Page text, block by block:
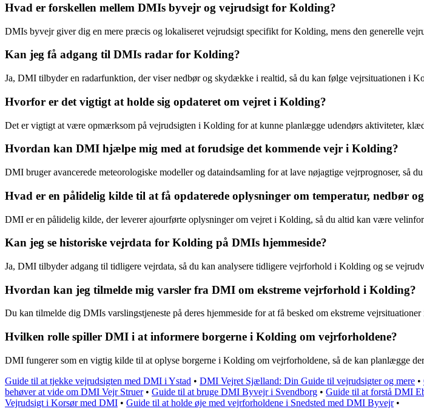
Hvad er forskellen mellem DMIs byvejr og vejrudsigt for Kolding?
DMIs byvejr giver dig en mere præcis og lokaliseret vejrudsigt specifikt for Kolding, mens den generelle
Kan jeg få adgang til DMIs radar for Kolding?
Ja, DMI tilbyder en radarfunktion, der viser nedbør og skydække i realtid, så du kan følge vejrsituationen i
Hvorfor er det vigtigt at holde sig opdateret om vejret i Kolding?
Det er vigtigt at være opmærksom på vejrudsigten i Kolding for at kunne planlægge udendørs aktiviteter,
Hvordan kan DMI hjælpe mig med at forudsige det kommende vejr i Kolding?
DMI bruger avancerede meteorologiske modeller og dataindsamling for at lave nøjagtige vejrprognoser, så
Hvad er en pålidelig kilde til at få opdaterede oplysninger om temperatur, nedbør
DMI er en pålidelig kilde, der leverer ajourførte oplysninger om vejret i Kolding, så du altid kan være
Kan jeg se historiske vejrdata for Kolding på DMIs hjemmeside?
Ja, DMI tilbyder adgang til tidligere vejrdata, så du kan analysere tidligere vejrforhold i Kolding og se
Hvordan kan jeg tilmelde mig varsler fra DMI om ekstreme vejrforhold i Kolding?
Du kan tilmelde dig DMIs varslingstjeneste på deres hjemmeside for at få besked om ekstreme
Hvilken rolle spiller DMI i at informere borgerne i Kolding om vejrforholdene?
DMI fungerer som en vigtig kilde til at oplyse borgerne i Kolding om vejrforholdene, så de kan planlægge
Guide til at tjekke vejrudsigten med DMI i Ystad • DMI Vejret Sjælland: Din Guide til vejrudsigter og mere •
behøver at vide om DMI Vejr Struer• Guide til at bruge DMI Byvejr i Svendborg • Guide til at forstå DMI
Vejrudsigt i Korsør med DMI • Guide til at holde øje med vejrforholdene i Snedsted med DMI Byvejr•